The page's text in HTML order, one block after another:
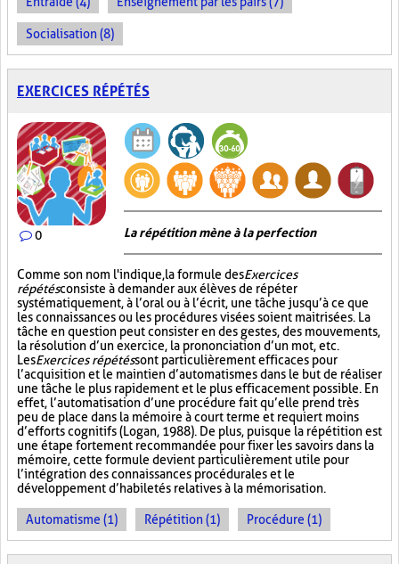
Socialisation (8)
EXERCICES RÉPÉTÉS
0 La répétition mène à la perfection
Comme son nom l'indique, la formule desExercices
répétésconsiste à demander aux élèves de répéter
systématiquement, à l’oral ou à l’écrit, une tâche jusqu’à ce que
les connaissances ou les procédures visées soient maitrisées. La
tâche en question peut consister en des gestes, des mouvements,
la résolution d’un exercice, la prononciation d’un mot, etc.
LesExercices répétéssont particulièrement efficaces pour
l’acquisition et le maintien d’automatismes dans le but de réaliser
une tâche le plus rapidement et le plus efficacement possible. En
effet, l’automatisation d’une procédure fait qu’elle prend très
peu de place dans la mémoire à court terme et requiert moins
d’efforts cognitifs (Logan, 1988). De plus, puisque la répétition est
une étape fortement recommandée pour fixer les savoirs dans la
mémoire, cette formule devient particulièrement utile pour
l’intégration des connaissances procédurales et le
développement d’habiletés relatives à la mémorisation.
Automatisme (1) Répétition (1) Procédure (1)